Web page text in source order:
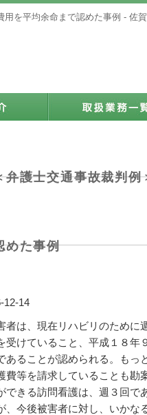
を平均余命まで認めた事例 - 佐
弁護士交通事故裁判
めた事例
12-14
者は、現在リハビリのために
受けていること、平成１８年
あることが認められる。もっ
費等を請求していることも勘
できる訪問看護は、週３回で
、今後被害者に対し、いかな